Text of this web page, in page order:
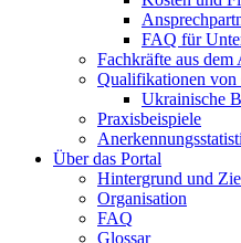
FAQ für
Fachkräfte aus dem
Qualifikationen von
Ukrainische
Praxisbeispiele
Über das Portal
Hintergrund und
Organisation
FAQ
Glossar